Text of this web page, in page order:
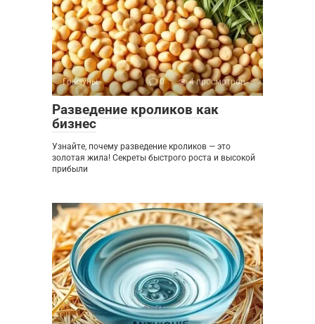
Грызуны 0 4 просмотров
Разведение кроликов как
бизнес
Узнайте, почему разведение кроликов — это
золотая жила! Секреты быстрого роста и высокой
прибыли